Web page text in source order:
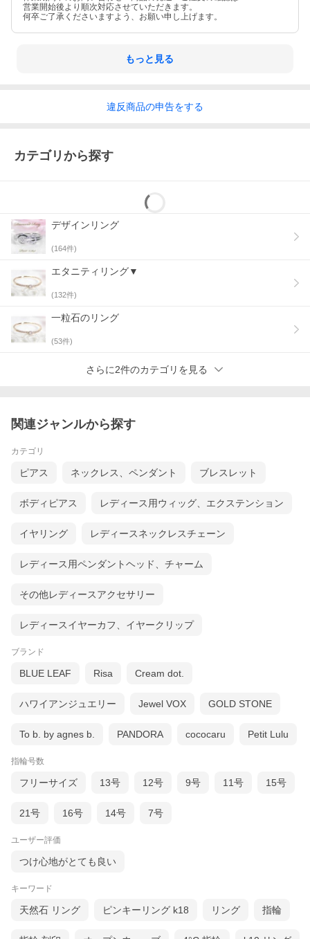
営業開始後より順次対応させていただきます。
何卒ご了承くださいますよう、お願い申し上げます。
もっと見る
違反商品の申告をする
カテゴリから探す
デザインリング
(164件)
エタニティリング▼
(132件)
一粒石のリング
(53件)
さらに2件のカテゴリを見る
関連ジャンルから探す
カテゴリ
ピアス ネックレス、ペンダント ブレスレット
ボディピアス レディース用ウィッグ、エクステンション
イヤリング レディースネックレスチェーン
レディース用ペンダントヘッド、チャーム
その他レディースアクセサリー
レディースイヤーカフ、イヤークリップ
ブランド
BLUE LEAF Risa Cream dot.
ハワイアンジュエリー Jewel VOX GOLD STONE
To b. by agnes b. PANDORA cococaru Petit Lulu
指輪号数
フリーサイズ 13号 12号 9号 11号 15号
21号 16号 14号 7号
ユーザー評価
つけ心地がとても良い
キーワード
天然石 リング ピンキーリング k18 リング 指輪